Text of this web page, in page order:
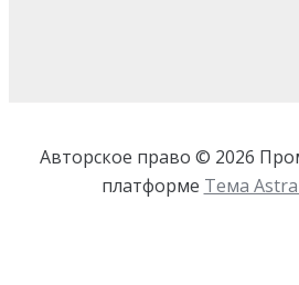
Авторское право © 2026
платформе Тема